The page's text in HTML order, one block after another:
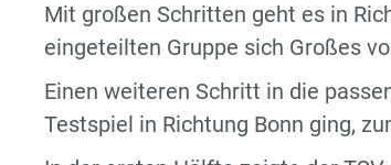
Mit großen Schritten geht es in
eingeteilten Gruppe sich Großes
Einen weiteren Schritt in die
Testspiel in Richtung Bonn ging,